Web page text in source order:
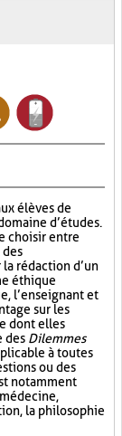
élèves de
d’études.
choisir entre
rédaction d’un
éthique
l’enseignant et
sur les
dont elles
des Dilemmes
à toutes
ou des
notamment
la philosophie